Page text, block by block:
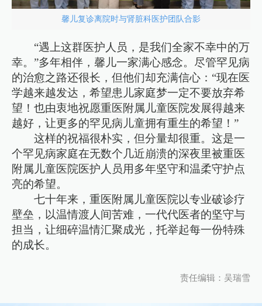
馨儿复诊离院时与肾脏科医护团队合影
“遇上这群医护人员，是我们全家不幸中的万
幸。”多年相伴，馨儿一家满心感念。尽管罕见病
的治愈之路还很长，但他们却充满信心：“现在医
学越来越发达，希望患儿家庭梦一定不要放弃希
望！也由衷地祝愿重医附属儿童医院发展得越来
越好，让更多的罕见病儿童拥有重生的希望！”
这样的祝福很朴实，但分量却很重。这是一
个罕见病家庭在无数个几近崩溃的深夜里被重医
附属儿童医院医护人员用多年坚守和温柔守护点
亮的希望。
七十年来，重医附属儿童医院以专业破诊疗
壁垒，以温情渡人间苦难，一代代医者的坚守与
担当，让细碎温情汇聚成光，托举起每一份特殊
的成长。
责任编辑：吴瑞雪